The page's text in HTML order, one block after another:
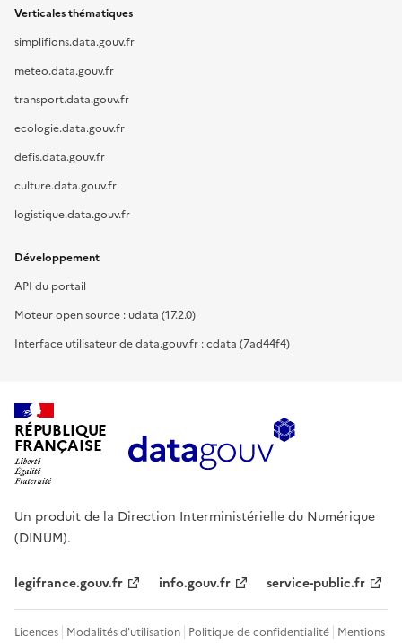
Verticales thématiques
simplifions.data.gouv.fr
meteo.data.gouv.fr
transport.data.gouv.fr
ecologie.data.gouv.fr
defis.data.gouv.fr
culture.data.gouv.fr
logistique.data.gouv.fr
Développement
API du portail
Moteur open source : udata (17.2.0)
Interface utilisateur de data.gouv.fr : cdata (7ad44f4)
RÉPUBLIQUE
FRANÇAISE
Un produit de la Direction Interministérielle du Numérique
(DINUM).
legifrance.gouv.fr info.gouv.fr service-public.fr
Licences Modalités d'utilisation Politique de confidentialité Mentions